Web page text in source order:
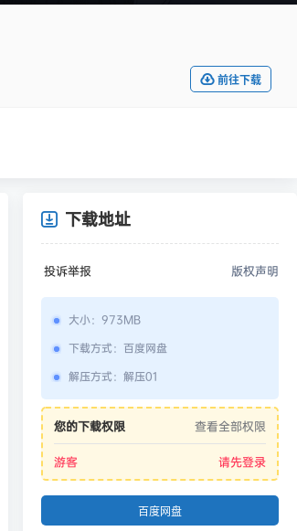
前往下载
下载地址
投诉举报 版权声明
大小： 973MB
下载方式： 百度网盘
解压方式： 解压01
您的下载权限 查看全部权限
游客 请先登录
百度网盘